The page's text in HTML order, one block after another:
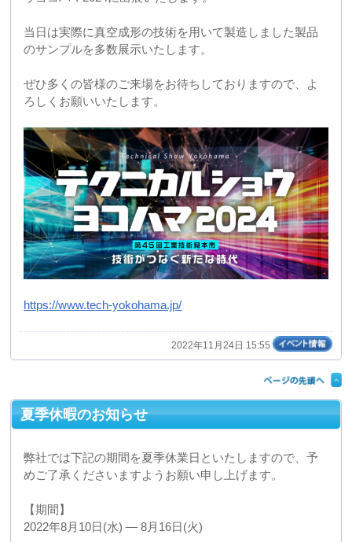
夏季休暇のお知らせ
弊社では下記の期間を夏季休業日といたしますので、予
めご了承くださいますようお願い申し上げます。
【期間】
2022年8月10日(水) ― 8月16日(火)
【営業開始日程】
８月17日(水)から平常通り営業いたします。
上記期間中のお問い合わせにつきましては17日以降に対
応させて頂きます。
よろしくお願いいたします。
産業交流展２０２２に出展します。
１０月１９日（水）２０日（木）２１日（金）の３日
間、東京ビッグサイト南展示にて開催されます産業交流
当日は実際に真空成形の技術を用いて製造しました製品
のサンプルを多数展示いたします。
ぜひ多くの皆様のご来場をお待ちしておりますので、よ
ろしくお願いいたします。